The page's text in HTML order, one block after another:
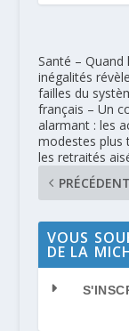
Santé – Quand
inégalités
failles du
français – Un
alarmant : les
modestes plus
les retraités
PRÉCÉDENT
VOUS
DE LA